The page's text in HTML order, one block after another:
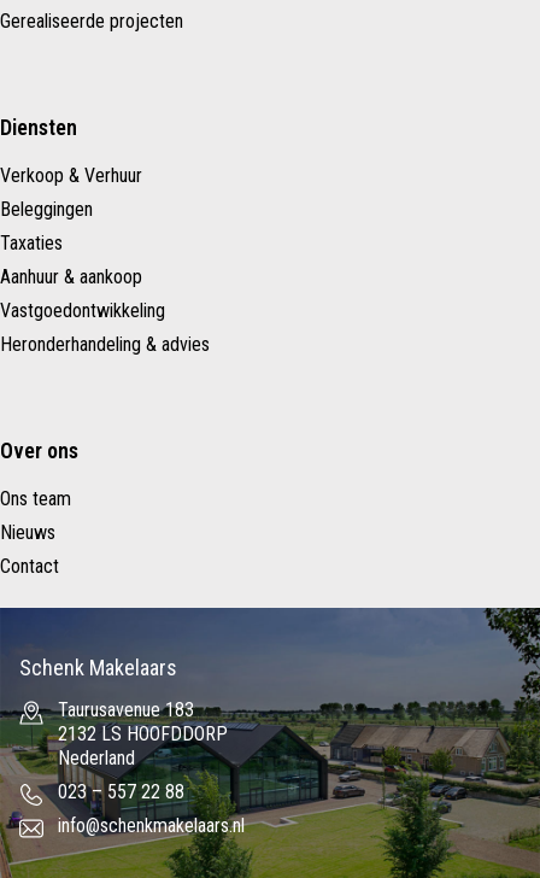
Gerealiseerde projecten
Diensten
Verkoop & Verhuur
Beleggingen
Taxaties
Aanhuur & aankoop
Vastgoedontwikkeling
Heronderhandeling & advies
Over ons
Ons team
Nieuws
Contact
Schenk Makelaars
Taurusavenue 183
2132 LS HOOFDDORP
Nederland
023 – 557 22 88
info@schenkmakelaars.nl